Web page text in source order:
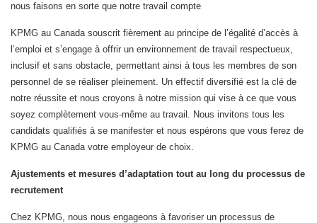
nous faisons en sorte que notre travail compte
KPMG au Canada souscrit fièrement au principe de l’égalité d’accès à
l’emploi et s’engage à offrir un environnement de travail respectueux,
inclusif et sans obstacle, permettant ainsi à tous les membres de son
personnel de se réaliser pleinement. Un effectif diversifié est la clé de
notre réussite et nous croyons à notre mission qui vise à ce que vous
soyez complètement vous-même au travail. Nous invitons tous les
candidats qualifiés à se manifester et nous espérons que vous ferez de
KPMG au Canada votre employeur de choix.
Ajustements et mesures d’adaptation tout au long du processus de
recrutement
Chez KPMG, nous nous engageons à favoriser un processus de